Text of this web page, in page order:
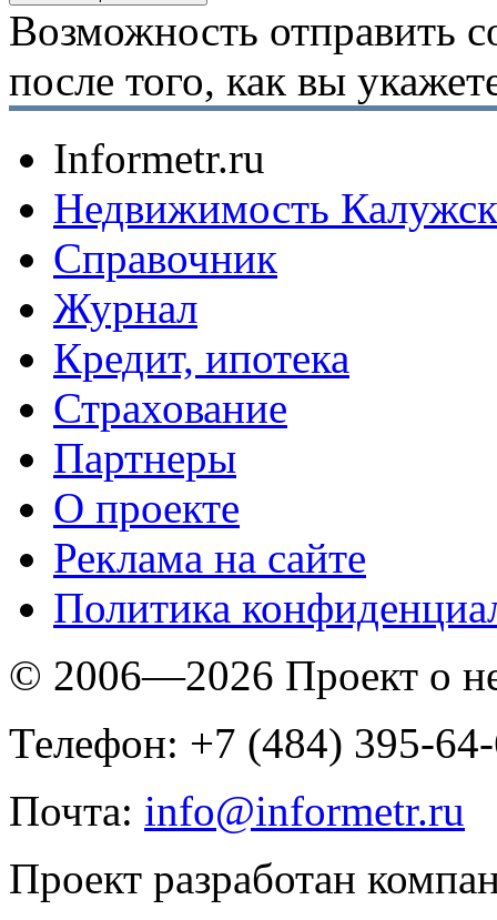
Возможность отправить
после того, как вы
Informetr.ru
Недвижимость
Справочник
Журнал
Кредит, ипотека
Страхование
Партнеры
O проекте
Реклама на сайте
Политика
© 2006—2026 Проект о
Телефон: +7 (484) 395-
Почта: info@informetr.ru
Проект разработан